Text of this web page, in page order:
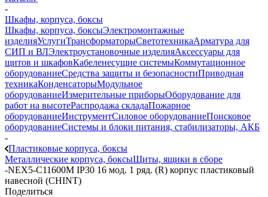
-
Шкафы, корпуса, боксы
Шкафы, корпуса, боксыЭлектромонтажные
изделияУслугиТрансформаторыСветотехникаАрматура для
СИП и ВЛЭлектроустановочные изделияАксессуары для
щитов и шкафовКабеленесущие системыКоммутационное
оборудованиеСредства защиты и безопасностиПриводная
техникаКонденсаторыМодульное
оборудованиеИзмерительные приборыОборудование для
работ на высотеРаспродажа складаПожарное
оборудованиеИнструментСиловое оборудованиеПоисковое
оборудованиеСистемы и блоки питания, стабилизаторы, АКБ
-
Пластиковые корпуса, боксы
Металлические корпуса, боксыЩиты, ящики в сборе
-NEX5-C11600M IP30 16 мод. 1 ряд. (R) корпус пластиковый
навесной (CHINT)
Поделиться